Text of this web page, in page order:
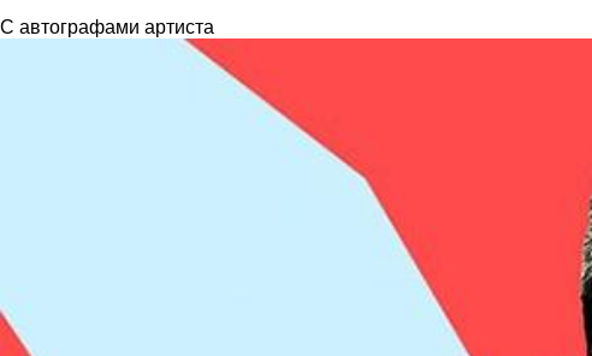
С автографами артиста